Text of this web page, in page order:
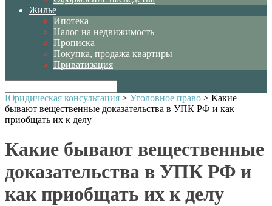
Жилье
Ипотека
Налог на недвижимость
Прописка
Покупка, продажа квартиры
Приватизация
Юридическая консультация > Уголовное право > Какие
бывают вещественные доказательства в УПК РФ и как
приобщать их к делу
Какие бывают вещественные
доказательства в УПК РФ и
как приобщать их к делу